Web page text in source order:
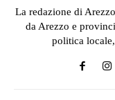
La redazione di
da Arezzo e
politica